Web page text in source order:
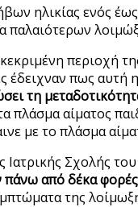
ηλικίας ενός
παλαιότερων
περιοχή
πως αυτή
τη
πλάσμα αίματος
με το πλάσμα
Ιατρικής Σχολής
πάνω από δέκα φορές
της